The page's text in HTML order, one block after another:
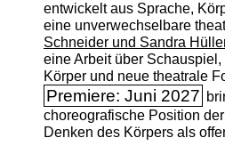
entwickelt aus Sprache,
eine unverwechselbare
Schneider und Sandra
eine Arbeit über
Körper und neue theatrale
Premiere: Juni 2027
choreografische Position
Denken des Körpers als